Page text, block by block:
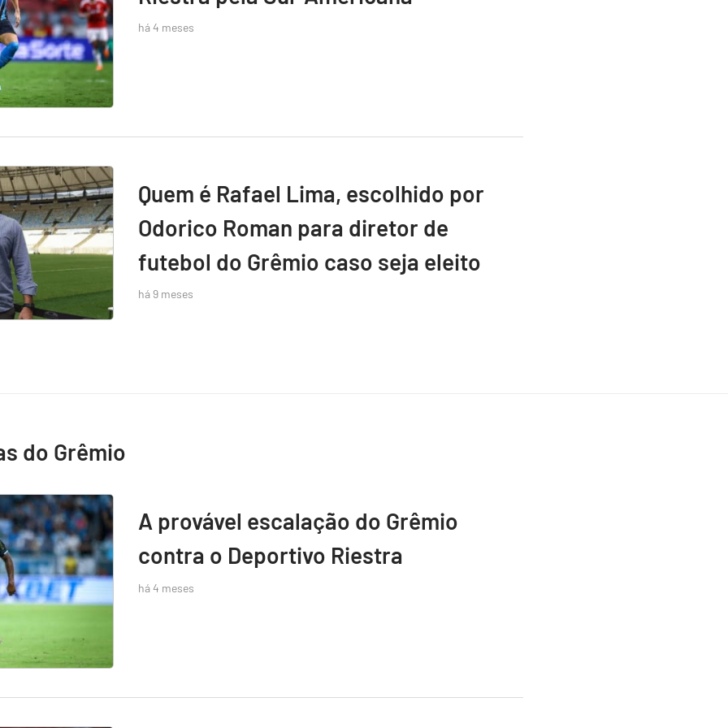
há 4 meses
Quem é Rafael Lima, escolhido por
Odorico Roman para diretor de
futebol do Grêmio caso seja eleito
há 9 meses
do Grêmio
A provável escalação do Grêmio
contra o Deportivo Riestra
há 4 meses